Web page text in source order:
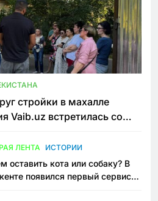
стройки в махалле
Vaib.uz встретилась со
ЛЕНТА ИСТОРИИ
оставить кота или собаку? В
появился первый сервис